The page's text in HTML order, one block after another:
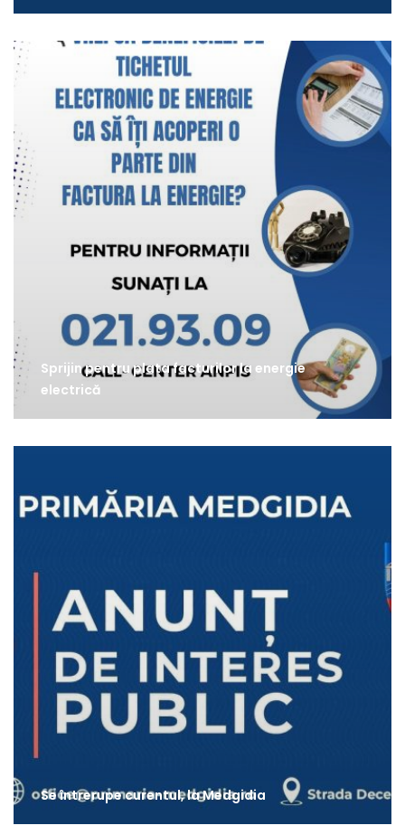
Sprijin pentru plata facturilor la energie
electrică
Se întrerupe curentul, la Medgidia